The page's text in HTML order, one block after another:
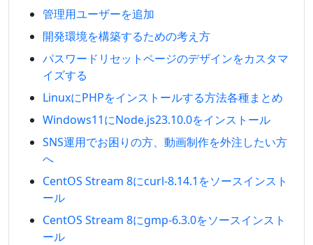
管理用ユーザーを追加
開発環境を構築するための考え方
パスワードリセットページのデザインをカスタマ
イズする
LinuxにPHPをインストールする方法各種まとめ
Windows11にNode.js23.10.0をインストール
SNS運用でお困りの方、動画制作を外注したい方
へ
CentOS Stream 8にcurl-8.14.1をソースインスト
ール
CentOS Stream 8にgmp-6.3.0をソースインスト
ール